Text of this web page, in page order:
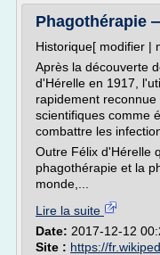
Phagothérapie
Historique[ modifier |
Après la découverte
d'Hérelle en 1917,
rapidement
scientifiques comme
combattre les
Outre Félix d'Hérelle
phagothérapie et la
monde,...
Lire la suite
Date: 2017-12-12
Site : https://